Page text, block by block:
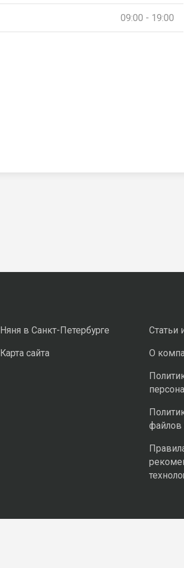
09:00 - 19:00
Няня в Санкт-Петербурге
Карта сайта
Статьи
О
файлов